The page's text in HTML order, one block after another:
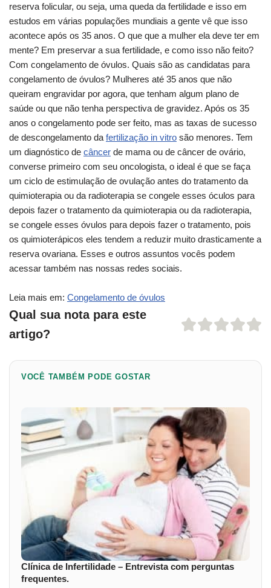
reserva folicular, ou seja, uma queda da fertilidade e isso em
estudos em várias populações mundiais a gente vê que isso
acontece após os 35 anos. O que que a mulher ela deve ter em
mente? Em preservar a sua fertilidade, e como isso não feito?
Com congelamento de óvulos. Quais são as candidatas para
congelamento de óvulos? Mulheres até 35 anos que não
queiram engravidar por agora, que tenham algum plano de
saúde ou que não tenha perspectiva de gravidez. Após os 35
anos o congelamento pode ser feito, mas as taxas de sucesso
de descongelamento da fertilização in vitro são menores. Tem
um diagnóstico de câncer de mama ou de câncer de ovário,
converse primeiro com seu oncologista, o ideal é que se faça
um ciclo de estimulação de ovulação antes do tratamento da
quimioterapia ou da radioterapia se congele esses óculos para
depois fazer o tratamento da quimioterapia ou da radioterapia,
se congele esses óvulos para depois fazer o tratamento, pois
os quimioterápicos eles tendem a reduzir muito drasticamente a
reserva ovariana. Esses e outros assuntos vocês podem
acessar também nas nossas redes sociais.
Leia mais em: Congelamento de óvulos
Qual sua nota para este
artigo?
VOCÊ TAMBÉM PODE GOSTAR
Clínica de Infertilidade – Entrevista com perguntas
frequentes.